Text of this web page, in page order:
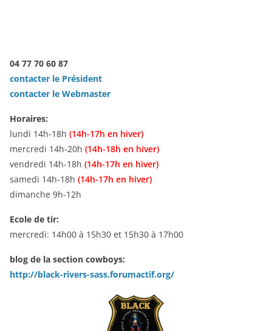
04 77 70 60 87
contacter le Président
contacter le Webmaster
Horaires:
lundi 14h-18h (14h-17h en hiver)
mercredi 14h-20h (14h-18h en hiver)
vendredi 14h-18h (14h-17h en hiver)
samedi 14h-18h (14h-17h en hiver)
dimanche 9h-12h
Ecole de tir:
mercredi: 14h00 à 15h30 et 15h30 à 17h00
blog de la section cowboys:
http://black-rivers-sass.forumactif.org/